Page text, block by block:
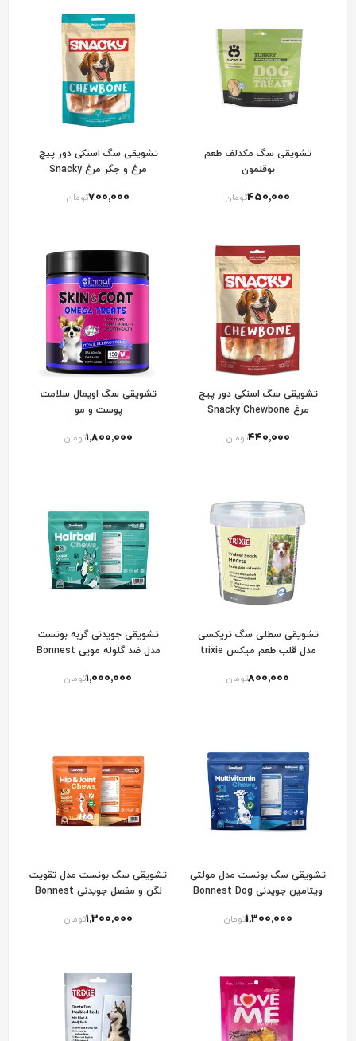
تشویقی سگ مکدلف طعم
بوقلمون
450٬000تومان
تشویقی سگ اسنکی دور پیچ
مرغ و جگر مرغ Snacky
liver
700٬000تومان
تشویقی سگ اسنکی دور پیچ
مرغ Snacky Chewbone
440٬000تومان
تشویقی سگ اویمال سلامت
پوست و مو
1٬800٬000تومان
تشویقی سطلی سگ تریکسی
مدل قلب طعم میکس trixie
800٬000تومان
تشویقی جویدنی گربه بونست
مدل ضد گلوله مویی Bonnest
1٬000٬000تومان
تشویقی سگ بونست مدل مولتی
ویتامین جویدنی Bonnest Dog
1٬300٬000تومان
تشویقی سگ بونست مدل تقویت
لگن و مفصل جویدنی Bonnest
1٬300٬000تومان